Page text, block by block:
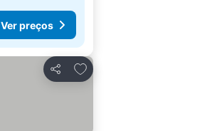
Ver preços
Partilhar
Adicionar aos favoritos